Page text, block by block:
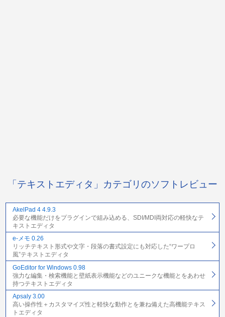
「テキストエディタ」カテゴリのソフトレビュー
AkelPad 4 4.9.3
必要な機能だけをプラグインで組み込める、SDI/MDI両対応の軽快なテ
キストエディタ
e-メモ 0.26
リッチテキスト形式や文字・段落の書式設定にも対応した“ワープロ
風”テキストエディタ
GoEditor for Windows 0.98
強力な編集・検索機能と壁紙表示機能などのユニークな機能とをあわせ
持つテキストエディタ
Apsaly 3.00
高い操作性＋カスタマイズ性と軽快な動作とを兼ね備えた高機能テキス
トエディタ